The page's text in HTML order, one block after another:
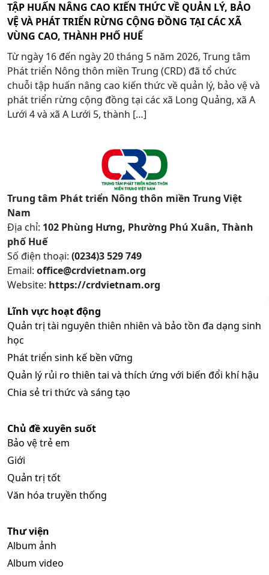
TẬP HUẤN NÂNG CAO KIẾN THỨC VỀ QUẢN LÝ, BẢO
VỆ VÀ PHÁT TRIỂN RỪNG CỘNG ĐỒNG TẠI CÁC XÃ
VÙNG CAO, THÀNH PHỐ HUẾ
Từ ngày 16 đến ngày 20 tháng 5 năm 2026, Trung tâm
Phát triển Nông thôn miền Trung (CRD) đã tổ chức
chuỗi tập huấn nâng cao kiến thức về quản lý, bảo vệ và
phát triển rừng cộng đồng tại các xã Long Quảng, xã A
Lưới 4 và xã A Lưới 5, thành […]
Trung tâm Phát triển Nông thôn miền Trung Việt
Nam
Địa chỉ: 102 Phùng Hưng, Phường Phú Xuân, Thành
phố Huế
Số điện thoại: (0234)3 529 749
Email: office@crdvietnam.org
Website: https://crdvietnam.org
Lĩnh vực hoạt động
Quản trị tài nguyên thiên nhiên và bảo tồn đa dạng sinh
học
Phát triển sinh kế bền vững
Quản lý rủi ro thiên tai và thích ứng với biến đổi khí hậu
Chia sẻ tri thức và sáng tạo
Chủ đề xuyên suốt
Bảo vệ trẻ em
Giới
Quản trị tốt
Văn hóa truyền thống
Thư viện
Album ảnh
Album video